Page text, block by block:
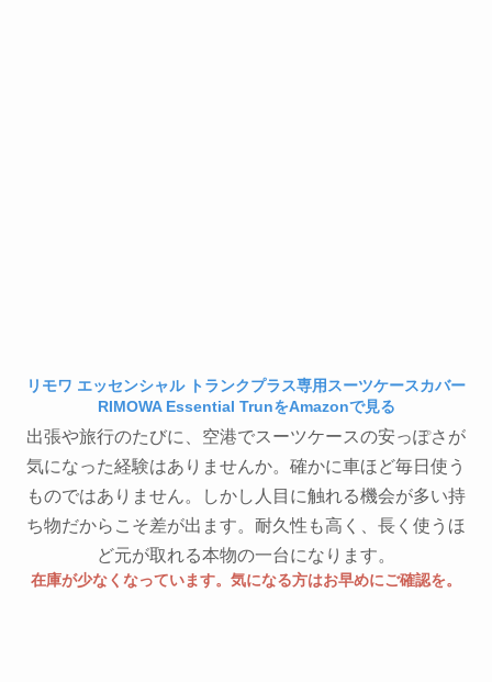
リモワ エッセンシャル トランクプラス専用スーツケースカバー
RIMOWA Essential TrunをAmazonで見る
出張や旅行のたびに、空港でスーツケースの安っぽさが
気になった経験はありませんか。確かに車ほど毎日使う
ものではありません。しかし人目に触れる機会が多い持
ち物だからこそ差が出ます。耐久性も高く、長く使うほ
ど元が取れる本物の一台になります。
在庫が少なくなっています。気になる方はお早めにご確認を。